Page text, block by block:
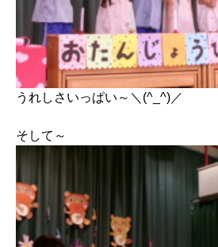
うれしさいっぱい～＼(^_^)／
そして～